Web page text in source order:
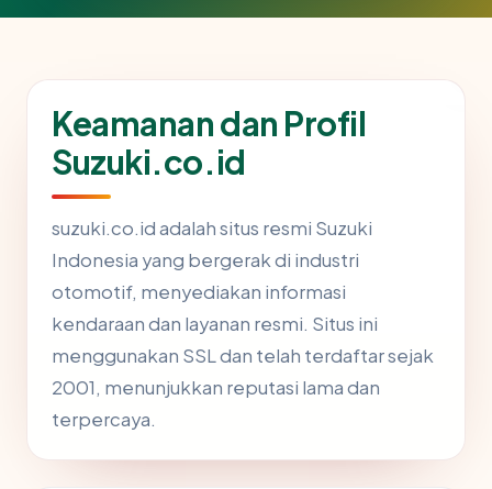
Keamanan dan Profil
Suzuki.co.id
suzuki.co.id adalah situs resmi Suzuki
Indonesia yang bergerak di industri
otomotif, menyediakan informasi
kendaraan dan layanan resmi. Situs ini
menggunakan SSL dan telah terdaftar sejak
2001, menunjukkan reputasi lama dan
terpercaya.